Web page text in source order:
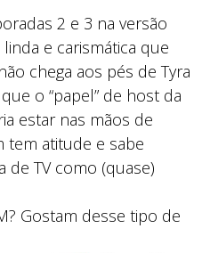
2 e 3 na versão
e carismática que
chega aos pés de Tyra
o “papel” de host da
estar nas mãos de
tem atitude e sabe
de TV como (quase)
Gostam desse tipo de